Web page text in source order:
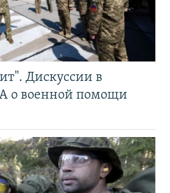
Дискуссии в
о военной помощи